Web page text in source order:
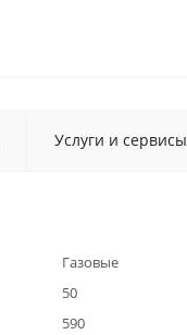
Услуги и сервисы
Газовые
50
590